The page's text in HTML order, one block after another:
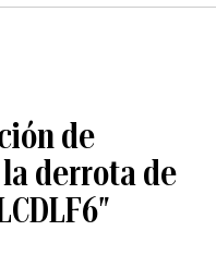
de
derrota de